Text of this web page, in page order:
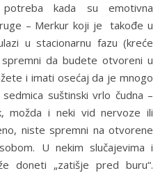
kada su emotivna
– Merkur koji je takođe u
u stacionarnu fazu (kreće
da budete otvoreni u
i imati osećaj da je mnogo
suštinski vrlo čudna –
možda i neki vid nervoze ili
niste spremni na otvorene
U nekim slučajevima i
doneti „zatišje pred buru“.